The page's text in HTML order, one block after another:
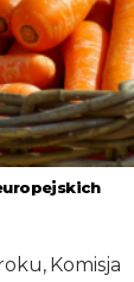
Komisja